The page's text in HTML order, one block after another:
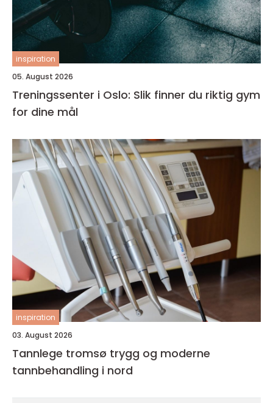
inspiration
05. August 2026
Treningssenter i Oslo: Slik finner du riktig gym
for dine mål
inspiration
03. August 2026
Tannlege tromsø trygg og moderne
tannbehandling i nord